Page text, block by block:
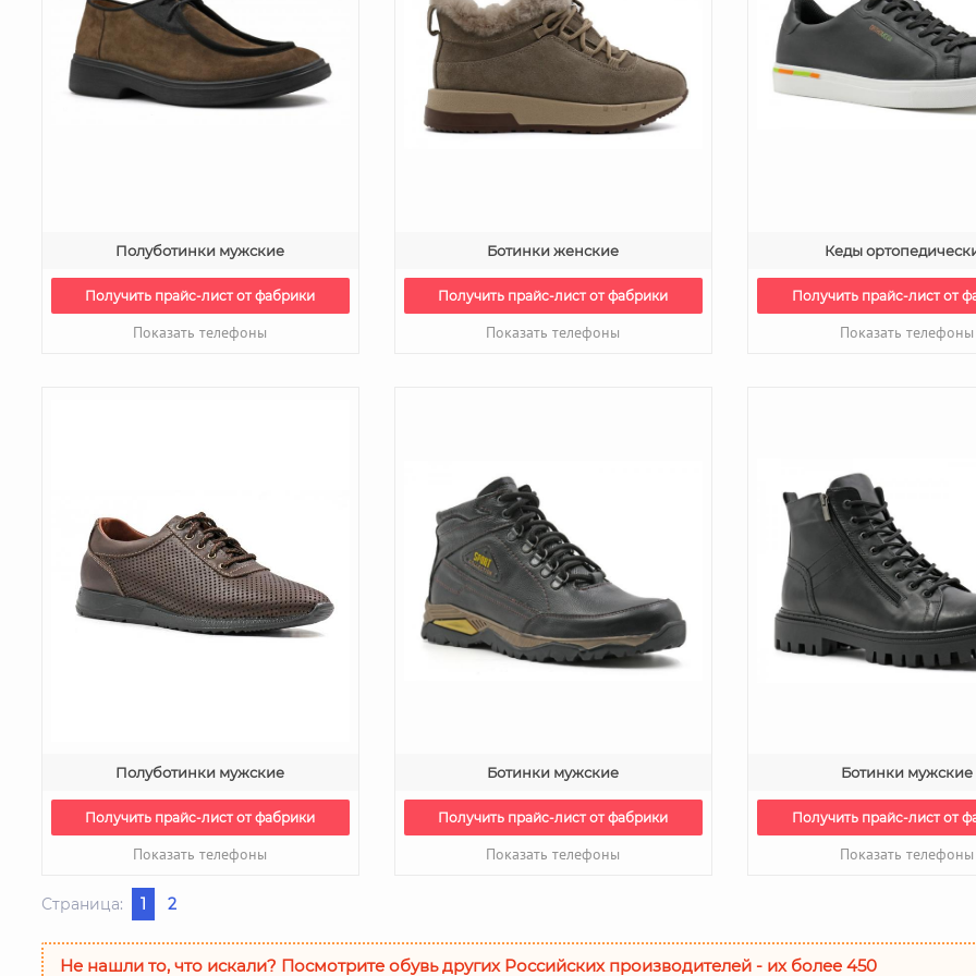
Полуботинки мужские
Получить прайс-лист от фабрики
Показать телефоны
Ботинки женские
Получить прайс-лист от фабрики
Показать телефоны
Кеды
Получить прайс-лист от
Показать телефоны
Полуботинки мужские
Получить прайс-лист от фабрики
Показать телефоны
Ботинки мужские
Получить прайс-лист от фабрики
Показать телефоны
Ботинки мужские
Получить прайс-лист от
Показать телефоны
Страница: 1 2
Не нашли то, что искали? Посмотрите обувь других Российских производителей - их более 450